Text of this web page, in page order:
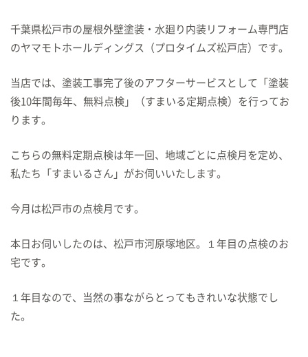
千葉県松戸市の屋根外壁塗装・水廻り内装リフォーム専門店
のヤマモトホールディングス（プロタイムズ松戸店）です。
当店では、塗装工事完了後のアフターサービスとして「塗装
後10年間毎年、無料点検」（すまいる定期点検）を行ってお
ります。
こちらの無料定期点検は年一回、地域ごとに点検月を定め、
私たち「すまいるさん」がお伺いいたします。
今月は松戸市の点検月です。
本日お伺いしたのは、松戸市河原塚地区。１年目の点検のお
宅です。
１年目なので、当然の事ながらとってもきれいな状態でし
た。